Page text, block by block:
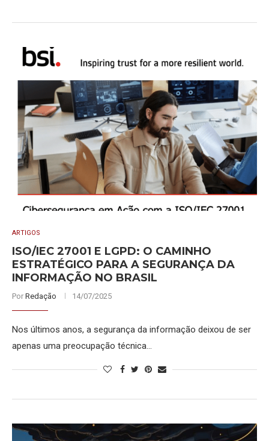
ARTIGOS
ISO/IEC 27001 E LGPD: O CAMINHO
ESTRATÉGICO PARA A SEGURANÇA DA
INFORMAÇÃO NO BRASIL
Por Redação 14/07/2025
Nos últimos anos, a segurança da informação deixou de ser
apenas uma preocupação técnica…